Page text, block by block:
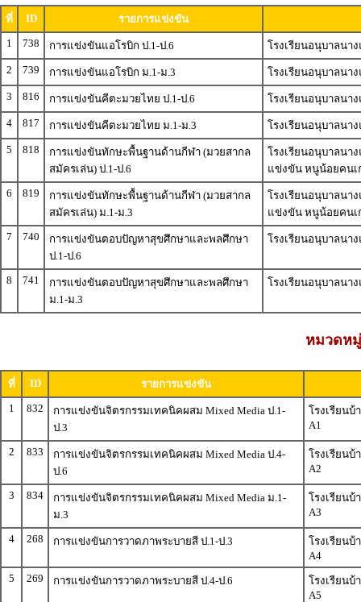
ที่ ID
รายการแข่งขัน
1
738 การแข่งขันแอโรบิก ป.1-ป.6
โรงเรียนอนุบาลนา
2
739 การแข่งขันแอโรบิก ม.1-ม.3
โรงเรียนอนุบาลนา
3
816 การแข่งขันคีตะมวยไทย ป.1-ป.6
โรงเรียนอนุบาลนา
4
817 การแข่งขันคีตะมวยไทย ม.1-ม.3
โรงเรียนอนุบาลนา
5
818
การแข่งขันทักษะพื้นฐานด้านกีฬา (มวยสากล
สมัครเล่น) ป.1-ป.6
โรงเรียนอนุบาลนา
แข่งขัน หนูน้อยคนเ
6
819
การแข่งขันทักษะพื้นฐานด้านกีฬา (มวยสากล
สมัครเล่น) ม.1-ม.3
โรงเรียนอนุบาลนา
แข่งขัน หนูน้อยคนเ
7
740
การแข่งขันตอบปัญหาสุขศึกษาและพลศึกษา
ป.1-ป.6
โรงเรียนอนุบาลนา
8 741
การแข่งขันตอบปัญหาสุขศึกษาและพลศึกษา
ม.1-ม.3
โรงเรียนอนุบาลนา
หมวดห
ที่ ID
รายการแข่งขัน
1
832
การแข่งขันจิตรกรรมเทคนิคผสม Mixed Media ป.1-
ป.3
โรงเรียนบ้
A1
2 833
การแข่งขันจิตรกรรมเทคนิคผสม Mixed Media ป.4-
ป.6
โรงเรียนบ้
A2
3 834
การแข่งขันจิตรกรรมเทคนิคผสม Mixed Media ม.1-
ม.3
โรงเรียนบ้
A3
4 268 การแข่งขันการวาดภาพระบายสี ป.1-ป.3
โรงเรียนบ้
A4
5
269 การแข่งขันการวาดภาพระบายสี ป.4-ป.6
โรงเรียนบ้
A5